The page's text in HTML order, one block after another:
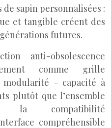
sapin personnalisées :
et tangible créent des
futures.
anti-obsolescence
comme grille
modularité – capacité à
plutôt que l’ensemble
compatibilité
compréhensible